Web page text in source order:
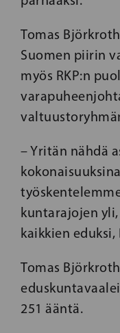
Tomas
Suomen piirin
myös RKP:n
– Yritän nähdä
kuntarajojen
kaikkien
Tomas
251 ääntä.